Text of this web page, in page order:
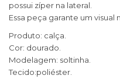
possui zíper na lateral.
Essa peça garante um
Produto: calça.
Cor: dourado.
Modelagem: soltinha.
Tecido:poliéster.